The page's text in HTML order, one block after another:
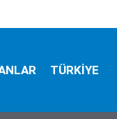
TÜRKİYE